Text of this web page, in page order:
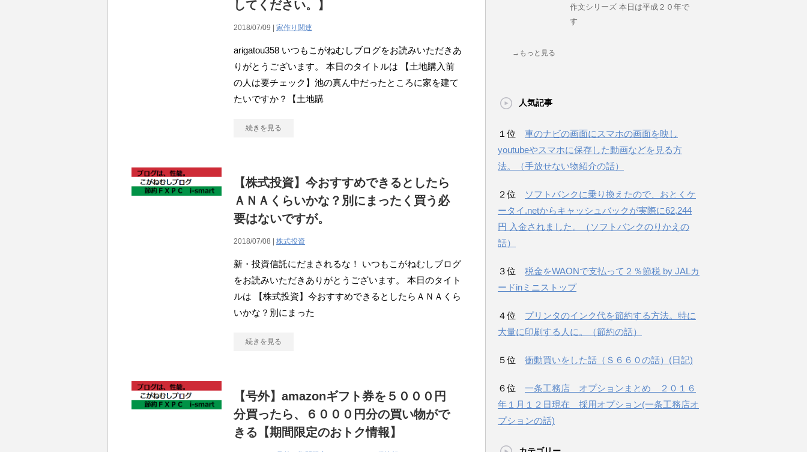
してください。】
2018/07/09 | 家作り関連
arigatou358 いつもこがねむしブログをお読みいただきあ
りがとうございます。 本日のタイトルは 【土地購入前
の人は要チェック】池の真ん中だったところに家を建て
たいですか？【土地購
続きを見る
【株式投資】今おすすめできるとしたら
ＡＮＡくらいかな？別にまったく買う必
要はないですが。
2018/07/08 | 株式投資
新・投資信託にだまされるな！ いつもこがねむしブログ
をお読みいただきありがとうございます。 本日のタイト
ルは 【株式投資】今おすすめできるとしたらＡＮＡくら
いかな？別にまった
続きを見る
【号外】amazonギフト券を５０００円
分買ったら、６０００円分の買い物がで
きる【期間限定のおトク情報】
作文シリーズ 本日は平成２０年で
す
→もっと見る
人気記事
１位 車のナビの画面にスマホの画面を映し
youtubeやスマホに保存した動画などを見る方
法。（手放せない物紹介の話）
２位
ソフトバンクに乗り換えたので、おとくケ
ータイ.netからキャッシュバックが実際に62,244
円 入金されました。（ソフトバンクのりかえの
話）
３位 税金をWAONで支払って２％節税 by JALカ
ードinミニストップ
４位 プリンタのインク代を節約する方法。特に
大量に印刷する人に。（節約の話）
５位 衝動買いをした話（Ｓ６６０の話）(日記)
６位 一条工務店 オプションまとめ ２０１６
年１月１２日現在 採用オプション(一条工務店オ
プションの話)